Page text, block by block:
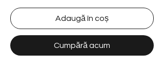
Adaugă în coș
Cumpără acum